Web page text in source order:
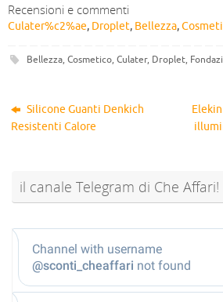
Recensioni e commenti
Culater%c2%ae, Droplet, Bellezza,
Bellezza, Cosmetico, Culater, Droplet,
Silicone Guanti Denkich
Resistenti Calore
il canale Telegram di Che Affari!